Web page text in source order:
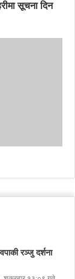
सूचना दिन
रञ्जु दर्शना